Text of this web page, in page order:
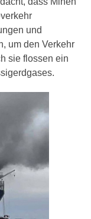
und
um den Verkehr
sie flossen ein